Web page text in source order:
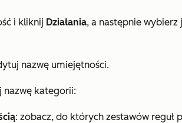
i kliknij Działania, a następnie wybierz
nazwę umiejętności.
nazwę kategorii:
: zobacz, do których zestawów reguł